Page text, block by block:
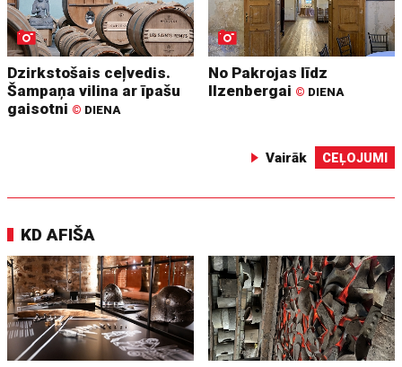
Dzirkstošais ceļvedis.
Šampaņa vilina ar īpašu
gaisotni © DIENA
No Pakrojas līdz
Ilzenbergai © DIENA
Vairāk CEĻOJUMI
KD AFIŠA